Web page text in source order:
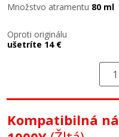
Množstvo atramentu 80 ml
Oproti originálu
ušetríte 14 €
Kompatibilná